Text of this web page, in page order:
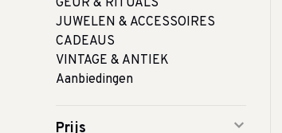
GEUR & RITUALS
JUWELEN & ACCESSOIRES
CADEAUS
VINTAGE & ANTIEK
Aanbiedingen
Prijs